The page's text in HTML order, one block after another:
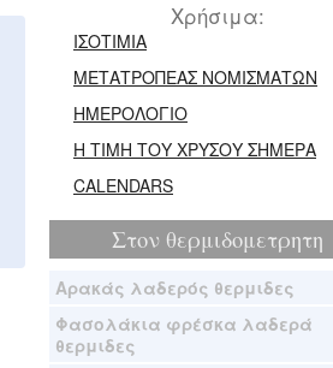
Χρήσιμα:
ΙΣΟΤΙΜΙΑ
ΜΕΤΑΤΡΟΠΕΑΣ ΝΟΜΙΣΜΑΤΩΝ
ΗΜΕΡΟΛΟΓΙΟ
Η ΤΙΜΗ ΤΟΥ ΧΡΥΣΟΥ ΣΗΜΕΡΑ
CALENDARS
Στον θερμιδομετρητη
Αρακάς λαδερός θερμιδες
Φασολάκια φρέσκα λαδερά
θερμιδες